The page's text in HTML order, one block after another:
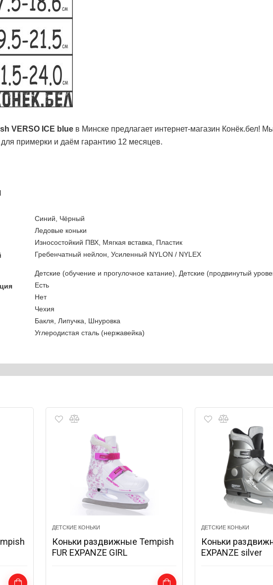
VERSO ICE blue в Минске предлагает интернет-магазин Конёк.бел!
примерки и даём гарантию 12 месяцев.
Синий, Чёрный
Ледовые коньки
Износостойкий ПВХ, Мягкая вставка, Пластик
Гребенчатный нейлон, Усиленный NYLON / NYLEX
Детские (обучение и прогулочное катание), Детские (продвинутый
Есть
Нет
Чехия
Бакля, Липучка, Шнуровка
Углеродистая сталь (нержавейка)
ДЕТСКИЕ КОНЬКИ
Коньки раздвижные Tempish
FUR EXPANZE GIRL
ДЕТСКИЕ КОНЬКИ
Коньки
EXPANZE silver